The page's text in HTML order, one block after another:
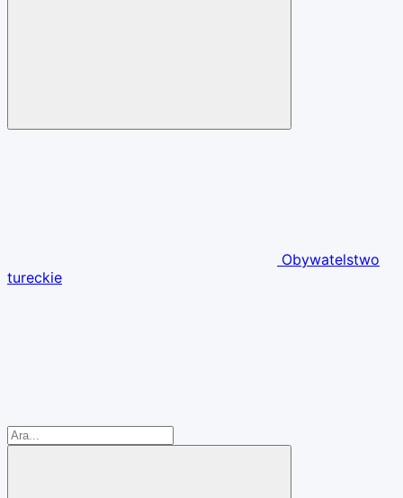
Obywatelstwo
tureckie